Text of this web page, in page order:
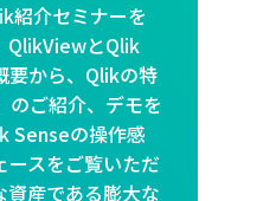
紹介セミナーを
QlikViewとQlik
要から、Qlikの特
のご紹介、デモを
Senseの操作感
ースをご覧いただ
資産である膨大な